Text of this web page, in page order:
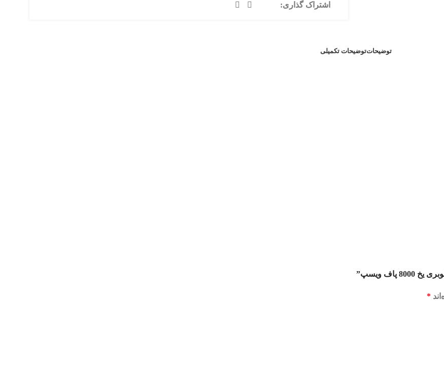
اشتراک گذاری:
توضیحاتتوضیحات تکمیلی
ویسپ”
*